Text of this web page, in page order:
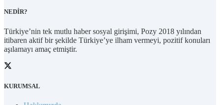
NEDİR?
Türkiye’nin tek mutlu haber sosyal girişimi, Pozy 2018 yılından
itibaren aktif bir şekilde Türkiye’ye ilham vermeyi, pozitif konuları
aşılamayı amaç etmiştir.
KURUMSAL